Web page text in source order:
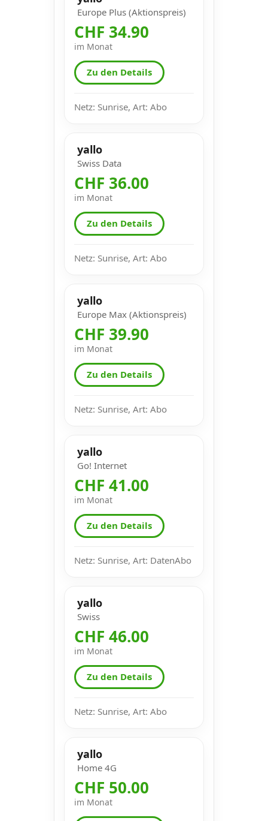
Europe Plus (Aktionspreis)
CHF 34.90
im Monat
Zu den Details
Netz: Sunrise, Art: Abo
yallo
Swiss Data
CHF 36.00
im Monat
Zu den Details
Netz: Sunrise, Art: Abo
yallo
Europe Max (Aktionspreis)
CHF 39.90
im Monat
Zu den Details
Netz: Sunrise, Art: Abo
yallo
Go! Internet
CHF 41.00
im Monat
Zu den Details
Netz: Sunrise, Art: DatenAbo
yallo
Swiss
CHF 46.00
im Monat
Zu den Details
Netz: Sunrise, Art: Abo
yallo
Home 4G
CHF 50.00
im Monat